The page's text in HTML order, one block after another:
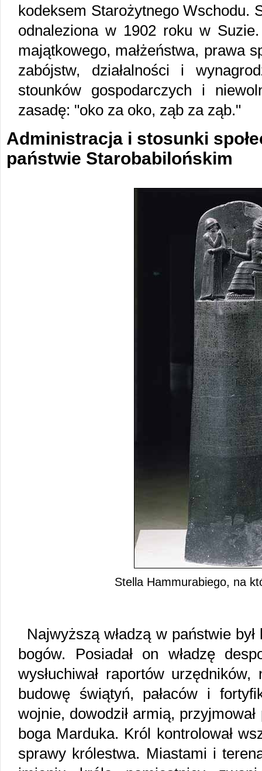
kodeksem Starożytnego Wschodu.
odnaleziona w 1902 roku w
majątkowego, małżeństwa, prawa
zabójstw, działalności i
stounków gospodarczych i
zasadę: "oko za oko, ząb za ząb."
Administracja i stosunki
państwie Starobabilońskim
Stella Hammurabiego, na
Najwyższą władzą w państwie
bogów. Posiadał on władzę
wysłuchiwał raportów urzędników,
budowę świątyń, pałaców i
wojnie, dowodził armią,
boga Marduka. Król kontrolował
sprawy królestwa. Miastami i